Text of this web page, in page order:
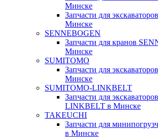
Минске
Запчасти для
Минске
SENNEBOGEN
Запчасти для кранов
Минске
SUMITOMO
Запчасти для
Минске
SUMITOMO-LINKBELT
Запчасти для
LINKBELT в Минске
TAKEUCHI
Запчасти для
в Минске